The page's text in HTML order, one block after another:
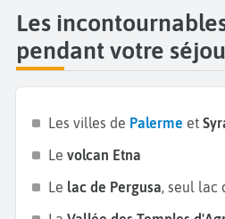
ayant posées le pied en
les Byzantins et les
mosaïques byzantines.
vous balader dans la
végétaux et de magnifiques
Les
pendant votre
Les villes de Palerme et
Le volcan Etna
Le lac de Pergusa, seul lac